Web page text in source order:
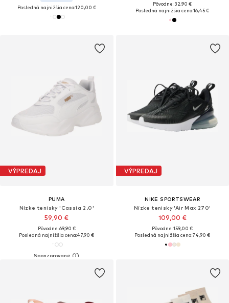
Posledná najnižšia cena:120,00 €
Pôvodne: 32,90 €
Posledná najnižšia cena:16,45 €
VÝPREDAJ
PUMA
Nízke tenisky 'Cassia 2.0'
59,90 €
Pôvodne: 69,90 €
Posledná najnižšia cena:47,90 €
VÝPREDAJ
NIKE SPORTSWEAR
Nízke tenisky 'Air Max 270'
109,00 €
Pôvodne: 159,00 €
Posledná najnižšia cena:74,90 €